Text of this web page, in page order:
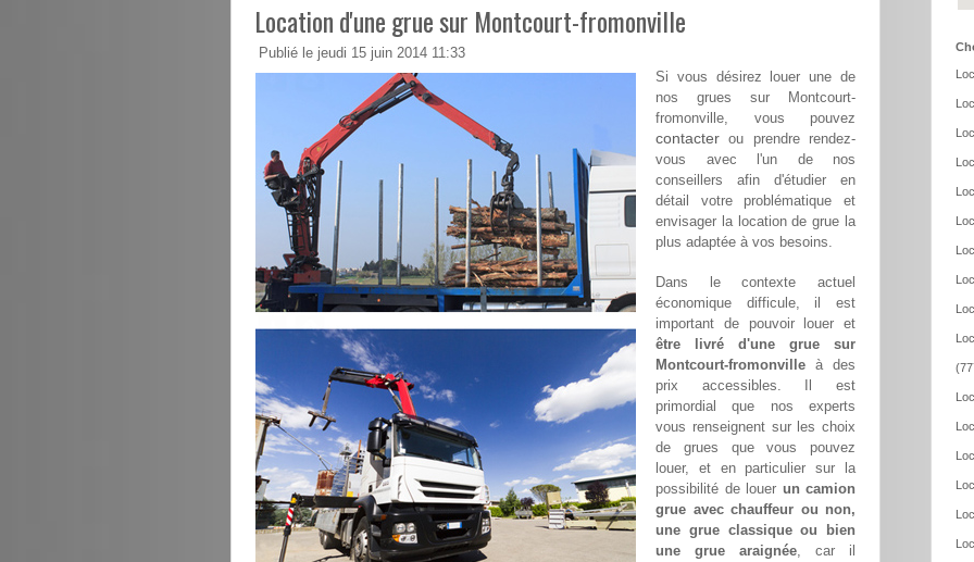
Location d'une grue sur Montcourt-fromonville
Publié le jeudi 15 juin 2014 11:33
Si vous désirez louer une de
nos grues sur Montcourt-
fromonville, vous pouvez
contacter ou prendre rendez-
vous avec l'un de nos
conseillers afin d'étudier en
détail votre problématique et
envisager la location de grue la
plus adaptée à vos besoins.
Dans le contexte actuel
économique difficule, il est
important de pouvoir louer et
être livré d'une grue sur
Montcourt-fromonville à des
prix accessibles. Il est
primordial que nos experts
vous renseignent sur les choix
de grues que vous pouvez
louer, et en particulier sur la
possibilité de louer un camion
grue avec chauffeur ou non,
une grue classique ou bien
une grue araignée, car il